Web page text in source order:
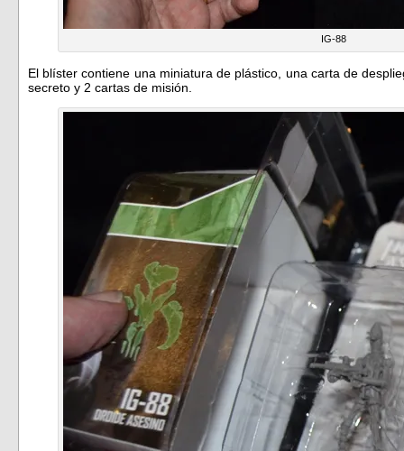
IG-88
El blíster contiene una miniatura de plástico, una carta de
secreto y 2 cartas de misión.